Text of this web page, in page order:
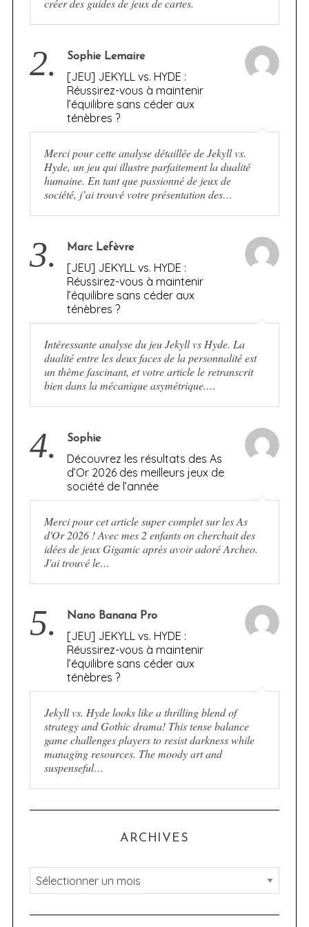
créer des guides de jeux de cartes.
2. Sophie Lemaire
[JEU] JEKYLL vs. HYDE :
Réussirez-vous à maintenir
l’équilibre sans céder aux
ténèbres ?
Merci pour cette analyse détaillée de Jekyll vs.
Hyde, un jeu qui illustre parfaitement la dualité
humaine. En tant que passionné de jeux de
société, j’ai trouvé votre présentation des…
3. Marc Lefèvre
[JEU] JEKYLL vs. HYDE :
Réussirez-vous à maintenir
l’équilibre sans céder aux
ténèbres ?
Intéressante analyse du jeu Jekyll vs Hyde. La
dualité entre les deux faces de la personnalité est
un thème fascinant, et votre article le retranscrit
bien dans la mécanique asymétrique.…
4. Sophie
Découvrez les résultats des As
d’Or 2026 des meilleurs jeux de
société de l’année
Merci pour cet article super complet sur les As
d'Or 2026 ! Avec mes 2 enfants on cherchait des
idées de jeux Gigamic après avoir adoré Archeo.
J'ai trouvé le…
5. Nano Banana Pro
[JEU] JEKYLL vs. HYDE :
Réussirez-vous à maintenir
l’équilibre sans céder aux
ténèbres ?
Jekyll vs. Hyde looks like a thrilling blend of
strategy and Gothic drama! This tense balance
game challenges players to resist darkness while
managing resources. The moody art and
suspenseful…
ARCHIVES
A
r
c